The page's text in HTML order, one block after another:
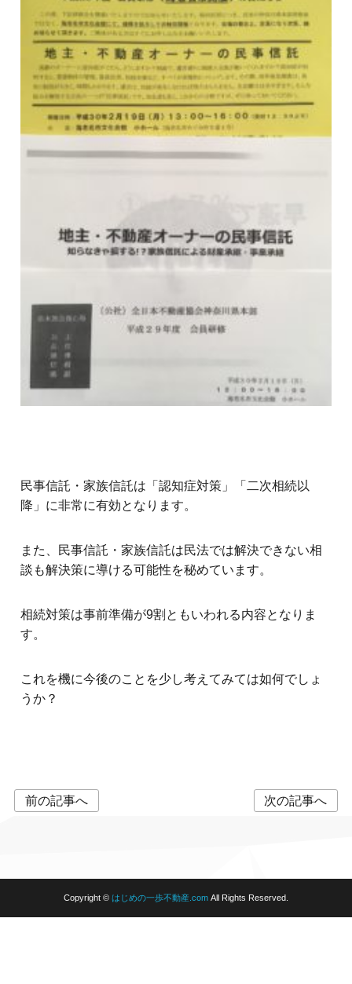
民事信託・家族信託は「認知症対策」「二次相続以
降」に非常に有効となります。
また、民事信託・家族信託は民法では解決できない相
談も解決策に導ける可能性を秘めています。
相続対策は事前準備が9割ともいわれる内容となりま
す。
これを機に今後のことを少し考えてみては如何でしょ
うか？
投
ゲ
シ
前の記事へ 次の記事へ
Copyright © はじめの一歩不動産.com All Rights Reserved.